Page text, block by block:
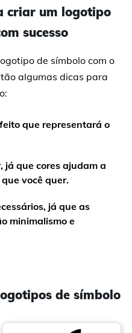
criar um logotipo
sucesso
de símbolo com o
algumas dicas para
que representará o
já que cores ajudam a
você quer.
já que as
minimalismo e
de símbolo